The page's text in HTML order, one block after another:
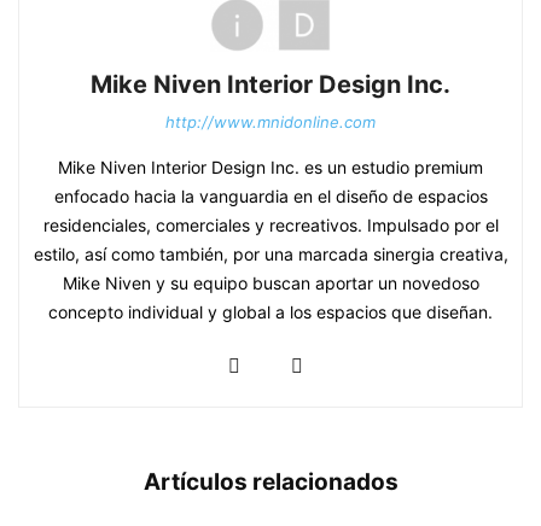
Mike Niven Interior Design Inc.
http://www.mnidonline.com
Mike Niven Interior Design Inc. es un estudio premium
enfocado hacia la vanguardia en el diseño de espacios
residenciales, comerciales y recreativos. Impulsado por el
estilo, así como también, por una marcada sinergia creativa,
Mike Niven y su equipo buscan aportar un novedoso
concepto individual y global a los espacios que diseñan.
Artículos relacionados